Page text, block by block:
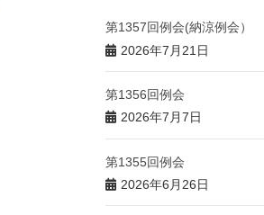
第1357回例会(納涼例会）
2026年7月21日
第1356回例会
2026年7月7日
第1355回例会
2026年6月26日